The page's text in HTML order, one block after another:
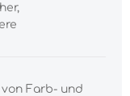
von Farb- und